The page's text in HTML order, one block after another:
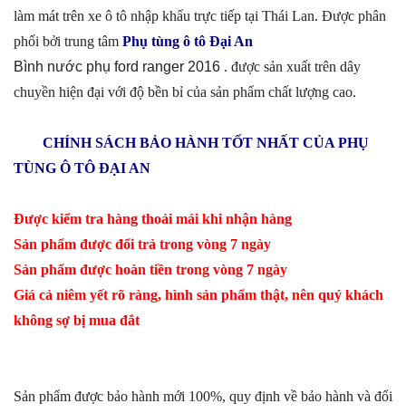
làm mát trên xe ô tô nhập khẩu trực tiếp tại Thái Lan. Được phân
phối bởi trung tâm Phụ tùng ô tô Đại An
Bình nước phụ ford ranger 2016 . được sản xuất trên dây
chuyền hiện đại với độ bền bỉ của sản phẩm chất lượng cao.
CHÍNH SÁCH BẢO HÀNH TỐT NHẤT CỦA PHỤ
TÙNG Ô TÔ ĐẠI AN
Được kiểm tra hàng thoải mái khi nhận hàng
Sản phẩm được đổi trả trong vòng 7 ngày
Sản phẩm được hoàn tiền trong vòng 7 ngày
Giá cả niêm yết rõ ràng, hình sản phẩm thật, nên quý khách
không sợ bị mua đắt
Sản phẩm được bảo hành mới 100%, quy định về bảo hành và đổi